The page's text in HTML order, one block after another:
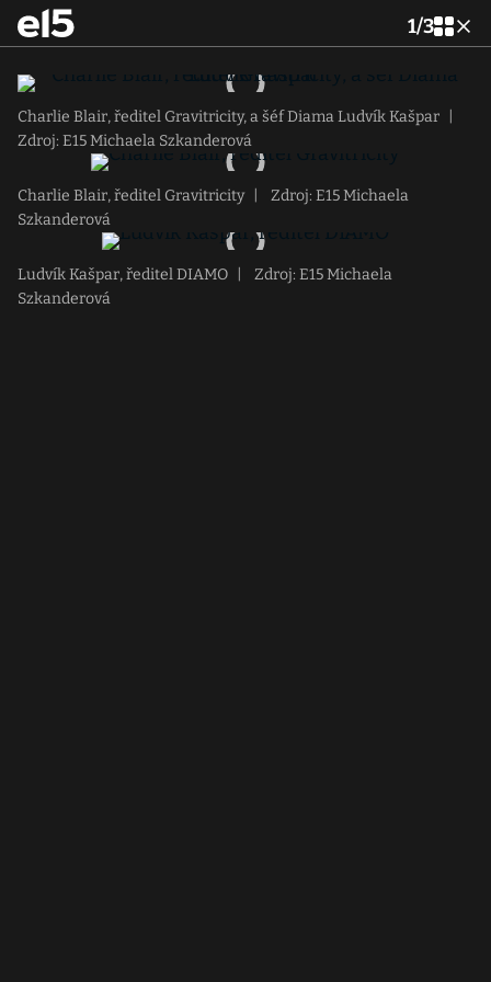
1/3
Charlie Blair, ředitel Gravitricity, a šéf Diama Ludvík Kašpar
Zdroj: E15 Michaela Szkanderová
Charlie Blair, ředitel Gravitricity
Zdroj: E15 Michaela
Szkanderová
Ludvík Kašpar, ředitel DIAMO
Zdroj: E15 Michaela
Szkanderová